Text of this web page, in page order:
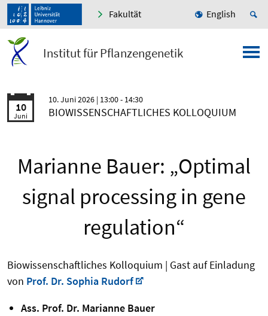
Fakultät English
Institut für Pflanzengenetik
10
Juni
10. Juni 2026 | 13:00 - 14:30
BIOWISSENSCHAFTLICHES KOLLOQUIUM
Marianne Bauer: „Optimal
signal processing in gene
regulation“
Biowissenschaftliches Kolloquium | Gast auf Einladung
von Prof. Dr. Sophia Rudorf
Ass. Prof. Dr. Marianne Bauer